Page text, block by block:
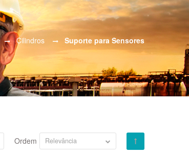
Cilindros Suporte para Sensores
Ordem Relevância